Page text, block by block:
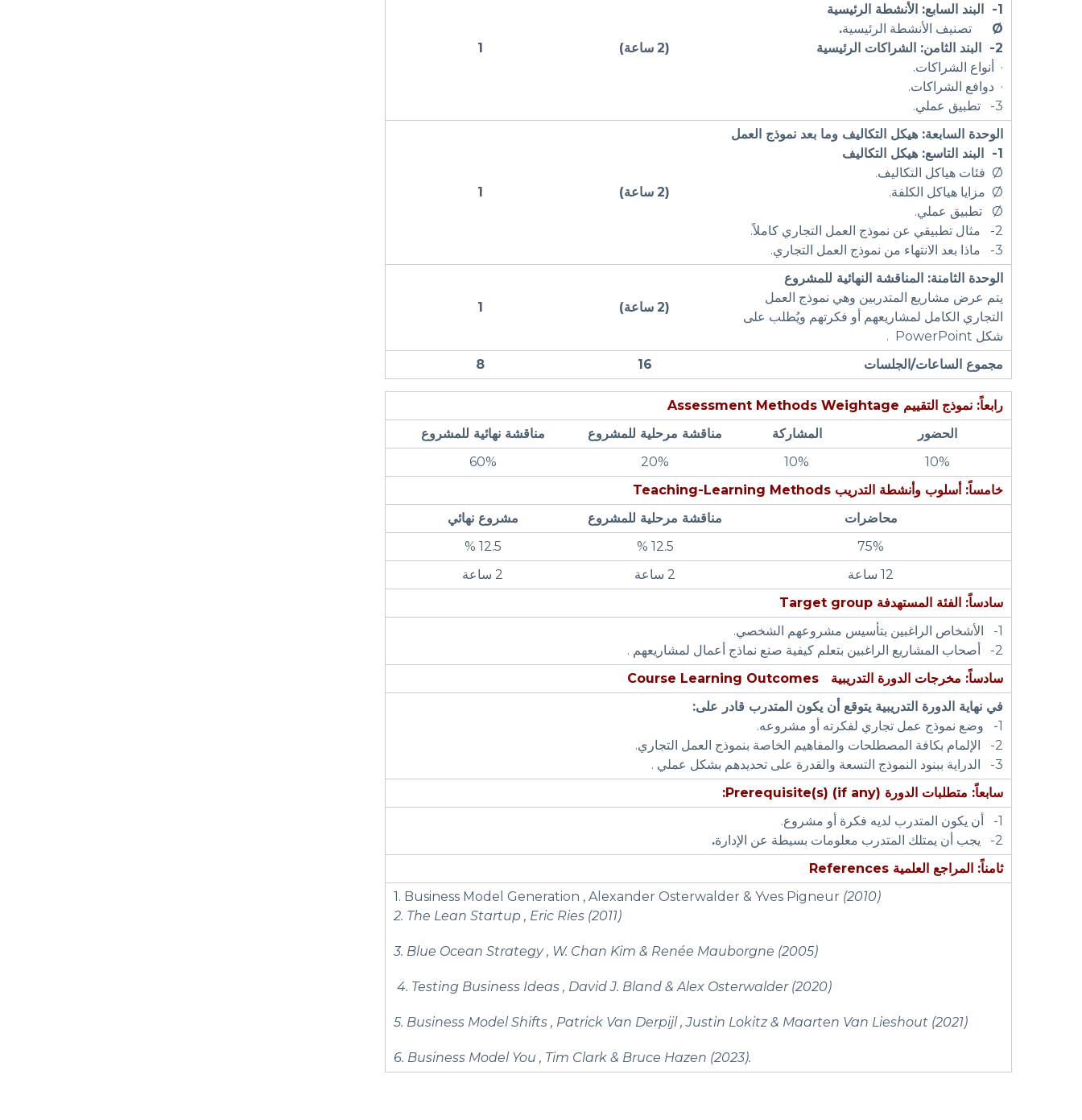
1-
البند السابع: الأنشطة الرئيسية
Ø
تصنيف الأنشطة الرئيسية.
2-
البند الثامن: الشراكات الرئيسية
· أنواع الشراكات.
· دوافع الشراكات.
3- تطبيق عملي.
(
2 ساعة) 1
الوحدة السابعة: هيكل التكاليف وما بعد نموذج العمل
1-
البند التاسع: هيكل التكاليف
Ø فئات هياكل التكاليف.
Ø مزايا هياكل الكلفة.
Ø تطبيق عملي.
2- مثال تطبيقي عن نموذج العمل التجاري كاملاً.
3- ماذا بعد الانتهاء من نموذج العمل التجاري.
(
2 ساعة) 1
الوحدة الثامنة: المناقشة النهائية للمشروع
يتم عرض مشاريع المتدربين وهي نموذج العمل
التجاري الكامل لمشاريعهم أو فكرتهم ويُطلب على
شكل PowerPoint .
(
2 ساعة) 1
مجموع الساعات/الجلسات 16
8
رابعاً: نموذج التقييم Assessment Methods Weightage
الحضور
المشاركة مناقشة مرحلية للمشروع
مناقشة نهائية للمشروع
10%
10%
20%
60%
خامساً: أسلوب وأنشطة التدريب Teaching-Learning Methods
محاضرات
مناقشة مرحلية للمشروع
مشروع نهائي
75%
12.5 %
12.5 %
12 ساعة
2 ساعة
2 ساعة
سادساً: الفئة المستهدفة Target group
1- الأشخاص الراغبين بتأسيس مشروعهم الشخصي.
2- أصحاب المشاريع الراغبين بتعلم كيفية صنع نماذج أعمال لمشاريعهم .
سادساً: مخرجات الدورة التدريبية Course Learning Outcomes
في نهاية الدورة التدريبية يتوقع أن يكون المتدرب قادر على:
1- وضع نموذج عمل تجاري لفكرته أو مشروعه.
2- الإلمام بكافة المصطلحات والمفاهيم الخاصة بنموذج العمل التجاري.
3- الدراية ببنود النموذج التسعة والقدرة على تحديدهم بشكل عملي .
سابعاً: متطلبات الدورة Prerequisite(s) (if any):
1- أن يكون المتدرب لديه فكرة أو مشروع.
2- يجب أن يمتلك المتدرب معلومات بسيطة عن الإدارة
.
ثامناً: المراجع العلمية References
1. Business Model Generation , Alexander Osterwalder & Yves Pigneur (2010)
2. The Lean Startup , Eric Ries (2011)
3. Blue Ocean Strategy , W. Chan Kim & Renée Mauborgne (2005)
4. Testing Business Ideas , David J. Bland & Alex Osterwalder (2020)
5. Business Model Shifts , Patrick Van Derpijl , Justin Lokitz & Maarten Van Lieshout (2021)
6. Business Model You , Tim Clark & Bruce Hazen (2023).